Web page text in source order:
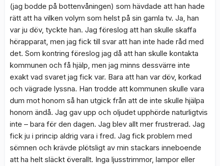
(jag bodde på bottenvåningen) som hävdade att han hade
rätt att ha vilken volym som helst på sin gamla tv. Ja, han
var ju döv, tyckte han. Jag föreslog att han skulle skaffa
hörapparat, men jag fick till svar att han inte hade råd med
det. Som kontring föreslog jag då att han skulle kontakta
kommunen och få hjälp, men jag minns dessvärre inte
exakt vad svaret jag fick var. Bara att han var döv, korkad
och vägrade lyssna. Han trodde att kommunen skulle vara
dum mot honom så han utgick från att de inte skulle hjälpa
honom ändå. Jag gav upp och oljudet upphörde naturligtvis
inte – bara för den dagen. Jag blev allt mer frustrerad. Jag
fick ju i princip aldrig vara i fred. Jag fick problem med
sömnen och krävde plötsligt av min stackars inneboende
att ha helt släckt överallt. Inga ljusstrimmor, lampor eller